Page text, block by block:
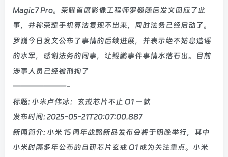
Magic7 Pro。荣耀首席影像工程师罗巍随后发文回应了此
事，并称荣耀手机算法复现不出来，同时法务已经启动了。
罗巍今日发文公布了事情的后续进展，并表示绝不姑息造谣
的水军，感谢法务的同事，让鲲鹏事件事情水落石出。目前
涉事人员已经被刑拘了
———————-
标题: 小米卢伟冰：玄戒芯片不止 O1 一款
发布时间: 2025-05-21T20:07:00.887
新闻简介: 小米 15 周年战略新品发布会将于明晚举行，其中
小米时隔多年公布的自研芯片玄戒 O1 成为关注重点。小米